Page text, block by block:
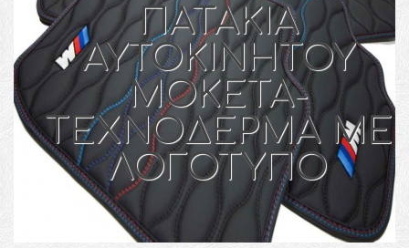
ΠΑΤΑΚΙΑ
ΑΥΤΟΚΙΝΗΤΟΥ
MOKETA-
TEXNOΔΕΡΜΑ ΜΕ
ΛΟΓΟΤΥΠΟ